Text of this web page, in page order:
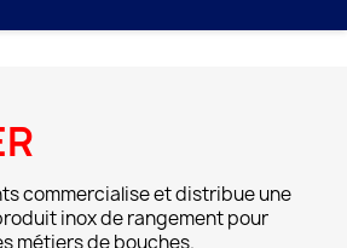
commercialise et distribue une
inox de rangement pour
métiers de bouches.